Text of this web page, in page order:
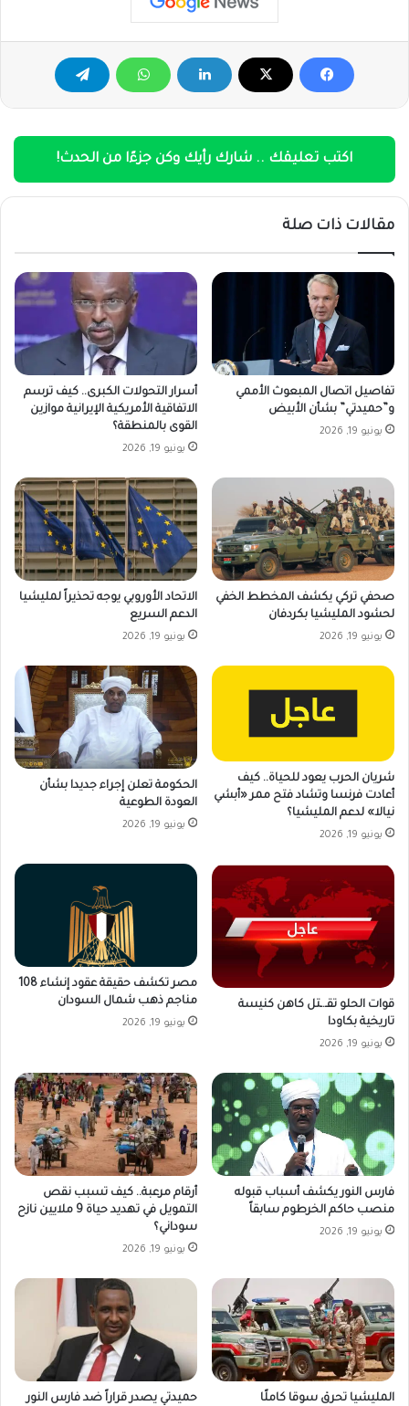
اكتب تعليقك .. شارك رأيك وكن جزءًا من الحدث!
مقالات ذات صلة
تفاصيل اتصال المبعوث الأممي
و”حميدتي” بشأن الأبيض
يونيو 19, 2026
أسرار التحولات الكبرى.. كيف ترسم
الاتفاقية الأمريكية الإيرانية موازين
القوى بالمنطقة؟
يونيو 19, 2026
صحفي تركي يكشف المخطط الخفي
لحشود المليشيا بكردفان
يونيو 19, 2026
الاتحاد الأوروبي يوجه تحذيراً لمليشيا
الدعم السريع
يونيو 19, 2026
شريان الحرب يعود للحياة.. كيف
أعادت فرنسا وتشاد فتح ممر «أبشي
نيالا» لدعم المليشيا؟
يونيو 19, 2026
الحكومة تعلن إجراء جديدا بشأن
العودة الطوعية
يونيو 19, 2026
قوات الحلو تقـ.ـتل كاهن كنيسة
تاريخية بكاودا
يونيو 19, 2026
مصر تكشف حقيقة عقود إنشاء 108
مناجم ذهب شمال السودان
يونيو 19, 2026
فارس النور يكشف أسباب قبوله
منصب حاكم الخرطوم سابقاً
يونيو 19, 2026
أرقام مرعبة.. كيف تسبب نقص
التمويل في تهديد حياة 9 ملايين نازح
سوداني؟
يونيو 19, 2026
المليشيا تحرق سوقا كاملًا حميدتي يصدر قراراً ضد فارس النور